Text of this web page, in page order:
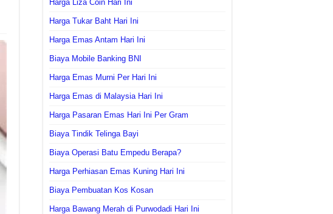
Harga Liza Coin Hari Ini
Harga Tukar Baht Hari Ini
Harga Emas Antam Hari Ini
Biaya Mobile Banking BNI
Harga Emas Murni Per Hari Ini
Harga Emas di Malaysia Hari Ini
Harga Pasaran Emas Hari Ini Per Gram
Biaya Tindik Telinga Bayi
Biaya Operasi Batu Empedu Berapa?
Harga Perhiasan Emas Kuning Hari Ini
Biaya Pembuatan Kos Kosan
Harga Bawang Merah di Purwodadi Hari Ini